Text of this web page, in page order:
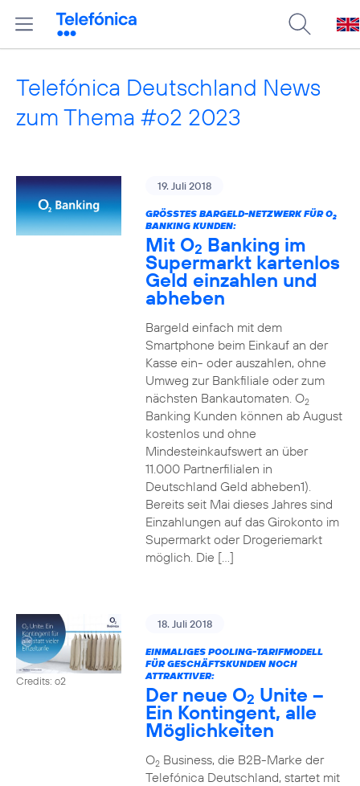
Telefónica Deutschland News
zum Thema #o2 2023
19. Juli 2018
GRÖSSTES BARGELD-NETZWERK FÜR O 2
BANKING KUNDEN:
Mit O2 Banking im
Supermarkt kartenlos
Geld einzahlen und
abheben
Bargeld einfach mit dem
Smartphone beim Einkauf an der
Kasse ein- oder auszahlen, ohne
Umweg zur Bankfiliale oder zum
nächsten Bankautomaten. O2
Banking Kunden können ab August
kostenlos und ohne
Mindesteinkaufswert an über
11.000 Partnerfilialen in
Deutschland Geld abheben1).
Bereits seit Mai dieses Jahres sind
Einzahlungen auf das Girokonto im
Supermarkt oder Drogeriemarkt
möglich. Die […]
Credits: o2
18. Juli 2018
EINMALIGES POOLING-TARIFMODELL
FÜR GESCHÄFTSKUNDEN NOCH
ATTRAKTIVER:
Der neue O2 Unite –
Ein Kontingent, alle
Möglichkeiten
O2Business, die B2B-Marke der
Telefónica Deutschland, startet mit